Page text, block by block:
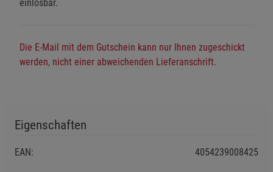
einlösbar.
Die E-Mail mit dem Gutschein kann nur Ihnen zugeschickt
werden, nicht einer abweichenden Lieferanschrift.
Eigenschaften
EAN: 4054239008425
Notwendige Cookies (5)
Funktionale Cookies (1)